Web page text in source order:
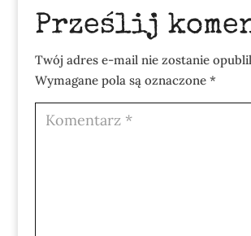
Prześlij
Twój adres e-mail nie zostanie
Wymagane pola są oznaczone *